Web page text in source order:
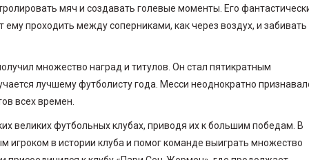
мяч и создавать голевые моменты. Его
проходить между соперниками, как через воздух, и забивать
множество наград и титулов. Он стал пятикратным
лучшему футболисту года. Месси неоднократно
всех времен.
великих футбольных клубах, приводя их к большим победам. В
игроком в истории клуба и помог команде выиграть множество